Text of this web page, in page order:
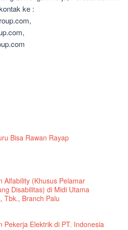
ke :
Bisa Rawan Rayap
Alfability (Khusus Pelamar
Disabilitas) di Midi Utama
Tbk., Branch Palu
Pekerja Elektrik di PT. Indonesia